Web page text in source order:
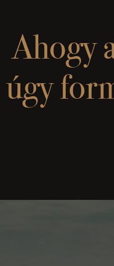
Ahogy
úgy